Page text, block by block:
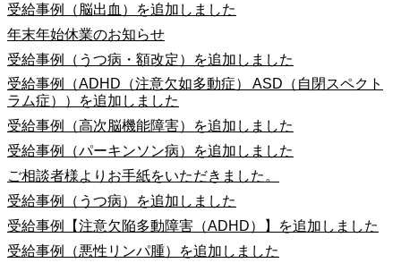
受給事例（脳出血）を追加しました
年末年始休業のお知らせ
受給事例（うつ病・額改定）を追加しました
受給事例（ADHD（注意欠如多動症） ASD（自閉スペクト
ラム症））を追加しました
受給事例（高次脳機能障害）を追加しました
受給事例（パーキンソン病）を追加しました
ご相談者様よりお手紙をいただきました。
受給事例（うつ病）を追加しました
受給事例【注意欠陥多動障害（ADHD）】を追加しました
受給事例（悪性リンパ腫）を追加しました